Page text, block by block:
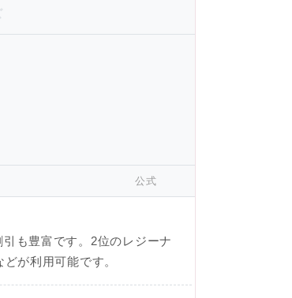
公式
も豊富です。2位のレジーナ
が利用可能です。